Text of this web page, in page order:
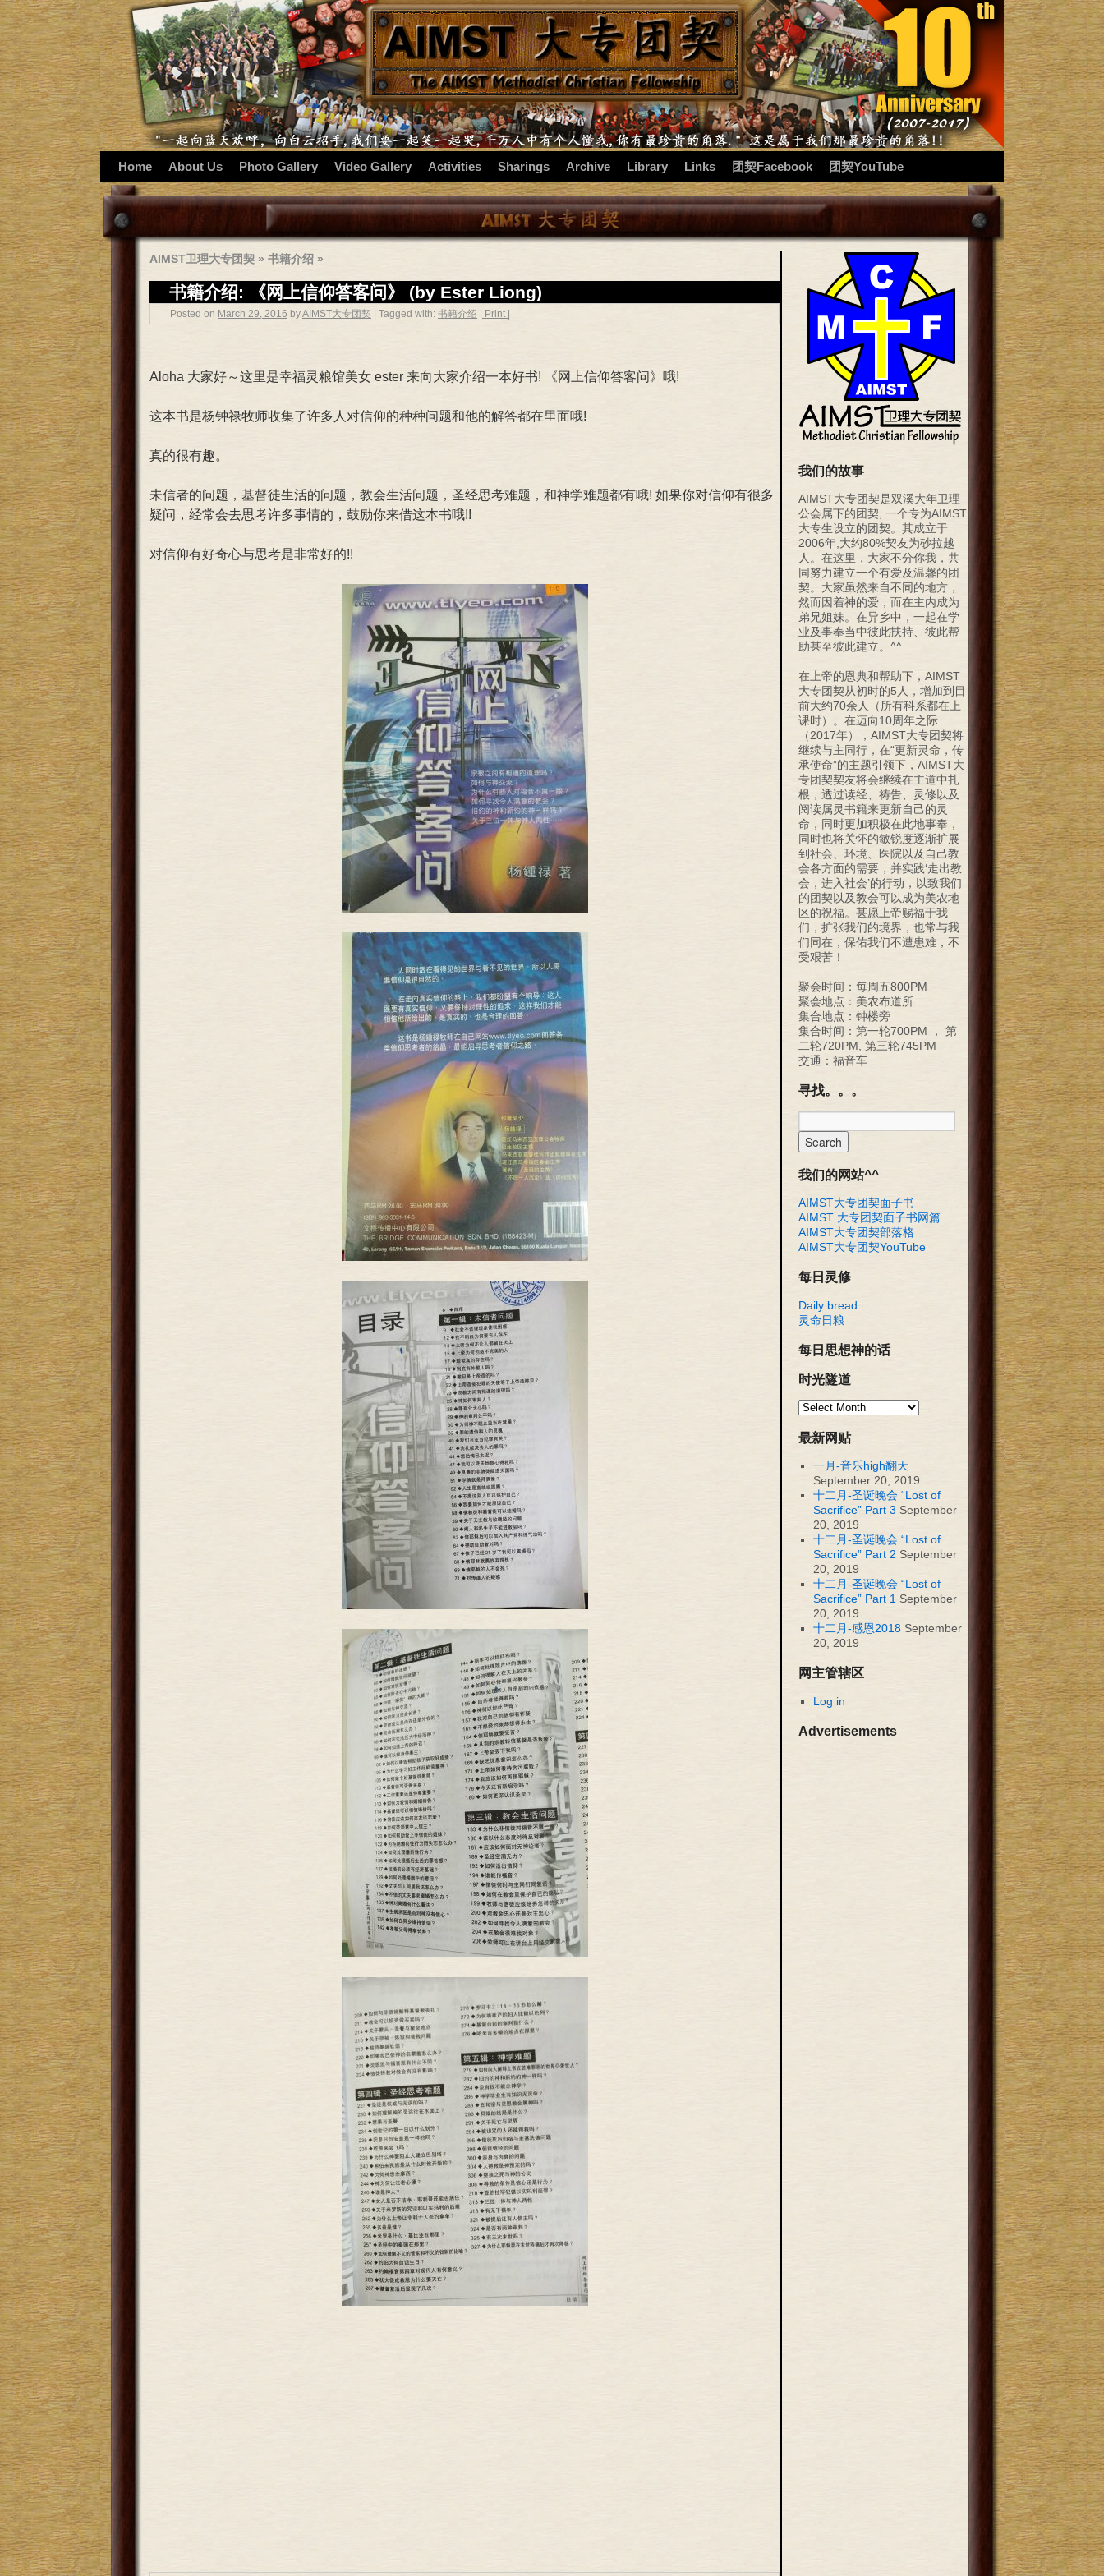
Home About Us Photo Gallery Video Gallery Activities Sharings Archive Library Links 团契Facebook 团契YouTube
AIMST卫理大专团契 » 书籍介绍 »
书籍介绍: 《网上信仰答客问》 (by Ester Liong)
Posted on March 29, 2016 byAIMST大专团契 | Tagged with: 书籍介绍 | Print |
Aloha 大家好～这里是幸福灵粮馆美女 ester 来向大家介绍一本好书! 《网上信仰答客问》哦!
这本书是杨钟禄牧师收集了许多人对信仰的种种问题和他的解答都在里面哦!
真的很有趣。
未信者的问题，基督徒生活的问题，教会生活问题，圣经思考难题，和神学难题都有哦! 如果你对信仰有很多
疑问，经常会去思考许多事情的，鼓励你来借这本书哦!!
对信仰有好奇心与思考是非常好的!!
我们的故事
AIMST大专团契是双溪大年卫理
公会属下的团契, 一个专为AIMST
大专生设立的团契。其成立于
2006年,大约80%契友为砂拉越
人。在这里，大家不分你我，共
同努力建立一个有爱及温馨的团
契。大家虽然来自不同的地方，
然而因着神的爱，而在主内成为
弟兄姐妹。在异乡中，一起在学
业及事奉当中彼此扶持、彼此帮
助甚至彼此建立。^^
在上帝的恩典和帮助下，AIMST
大专团契从初时的5人，增加到目
前大约70余人（所有科系都在上
课时）。在迈向10周年之际
（2017年），AIMST大专团契将
继续与主同行，在“更新灵命，传
承使命”的主题引领下，AIMST大
专团契契友将会继续在主道中扎
根，透过读经、祷告、灵修以及
阅读属灵书籍来更新自己的灵
命，同时更加积极在此地事奉，
同时也将关怀的敏锐度逐渐扩展
到社会、环境、医院以及自己教
会各方面的需要，并实践‘走出教
会，进入社会’的行动，以致我们
的团契以及教会可以成为美农地
区的祝福。甚愿上帝赐福于我
们，扩张我们的境界，也常与我
们同在，保佑我们不遭患难，不
受艰苦！
聚会时间：每周五800PM
聚会地点：美农布道所
集合地点：钟楼旁
集合时间：第一轮700PM ， 第
二轮720PM, 第三轮745PM
交通：福音车
寻找。。。
我们的网站^^
AIMST大专团契面子书
AIMST 大专团契面子书网篇
AIMST大专团契部落格
AIMST大专团契YouTube
每日灵修
Daily bread
灵命日粮
每日思想神的话
时光隧道
最新网贴
一月-音乐high翻天
September 20, 2019
十二月-圣诞晚会 “Lost of
Sacrifice” Part 3 September
20, 2019
十二月-圣诞晚会 “Lost of
Sacrifice” Part 2 September
20, 2019
十二月-圣诞晚会 “Lost of
Sacrifice” Part 1 September
20, 2019
十二月-感恩2018 September
20, 2019
网主管辖区
Log in
Advertisements